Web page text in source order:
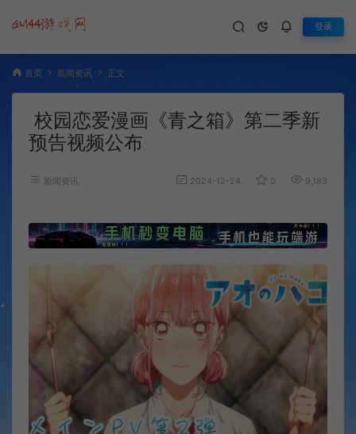
登录
首页 新闻资讯 正文
校园恋爱漫画《青之箱》第二季新
预告视频公布
新闻资讯 2024-12-24 0 9,183